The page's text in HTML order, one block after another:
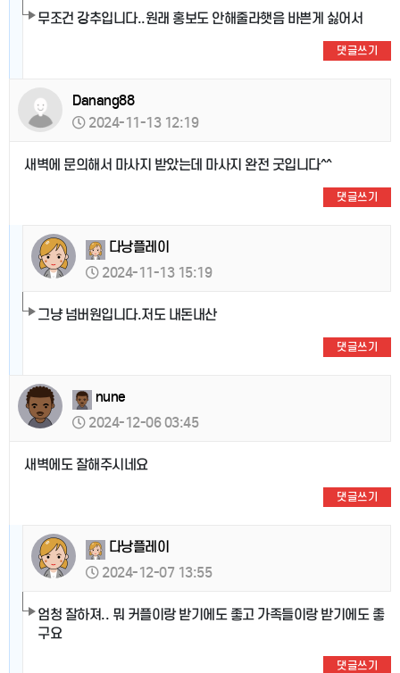
무조건 강추입니다..원래 홍보도 안해줄라햇음 바쁜게 싫어서
댓글쓰기
Danang88
2024-11-13 12:19
새벽에 문의해서 마사지 받았는데 마사지 완전 굿입니다^^
댓글쓰기
다낭플레이
2024-11-13 15:19
그냥 넘버원입니다.저도 내돈내산
댓글쓰기
nune
2024-12-06 03:45
새벽에도 잘해주시네요
댓글쓰기
다낭플레이
2024-12-07 13:55
엄청 잘하져.. 뭐 커플이랑 받기에도 좋고 가족들이랑 받기에도 좋
구요
댓글쓰기